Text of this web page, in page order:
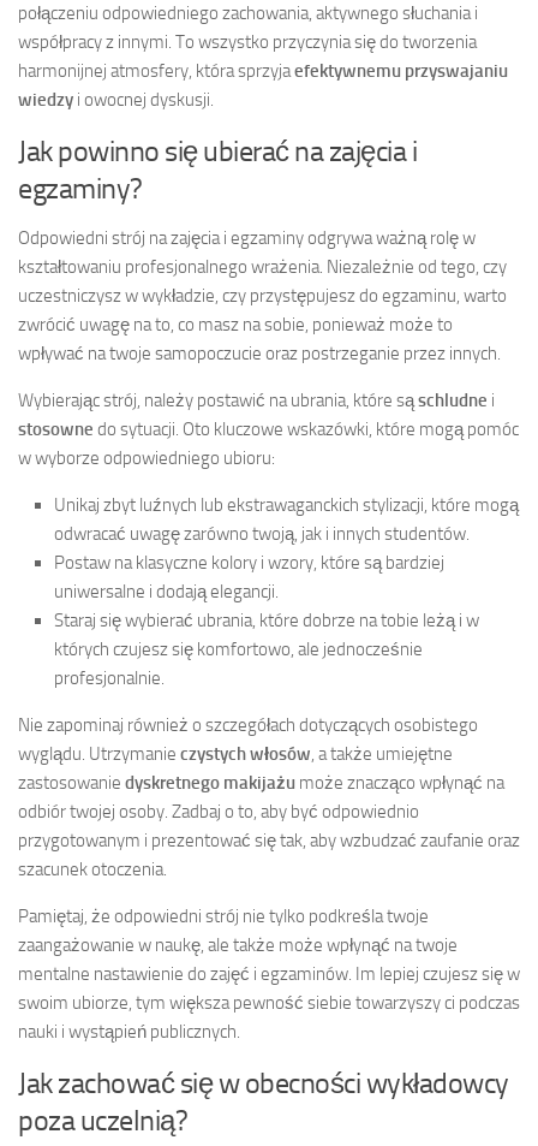
połączeniu odpowiedniego zachowania, aktywnego słuchania i
współpracy z innymi. To wszystko przyczynia się do tworzenia
harmonijnej atmosfery, która sprzyjaefektywnemu przyswajaniu
wiedzy i owocnej dyskusji.
Jak powinno się ubierać na zajęcia i
egzaminy?
Odpowiedni strój na zajęcia i egzaminy odgrywa ważną rolę w
kształtowaniu profesjonalnego wrażenia. Niezależnie od tego, czy
uczestniczysz w wykładzie, czy przystępujesz do egzaminu, warto
zwrócić uwagę na to, co masz na sobie, ponieważ może to
wpływać na twoje samopoczucie oraz postrzeganie przez innych.
Wybierając strój, należy postawić na ubrania, które sąschludne i
stosowne do sytuacji. Oto kluczowe wskazówki, które mogą pomóc
w wyborze odpowiedniego ubioru:
Unikaj zbyt luźnych lub ekstrawaganckich stylizacji, które mogą
odwracać uwagę zarówno twoją, jak i innych studentów.
Postaw na klasyczne kolory i wzory, które są bardziej
uniwersalne i dodają elegancji.
Staraj się wybierać ubrania, które dobrze na tobie leżą i w
których czujesz się komfortowo, ale jednocześnie
profesjonalnie.
Nie zapominaj również o szczegółach dotyczących osobistego
wyglądu. Utrzymanie czystych włosów , a także umiejętne
zastosowanie dyskretnego makijażu może znacząco wpłynąć na
odbiór twojej osoby. Zadbaj o to, aby być odpowiednio
przygotowanym i prezentować się tak, aby wzbudzać zaufanie oraz
szacunek otoczenia.
Pamiętaj, że odpowiedni strój nie tylko podkreśla twoje
zaangażowanie w naukę, ale także może wpłynąć na twoje
mentalne nastawienie do zajęć i egzaminów. Im lepiej czujesz się w
swoim ubiorze, tym większa pewność siebie towarzyszy ci podczas
nauki i wystąpień publicznych.
Jak zachować się w obecności wykładowcy
poza uczelnią?